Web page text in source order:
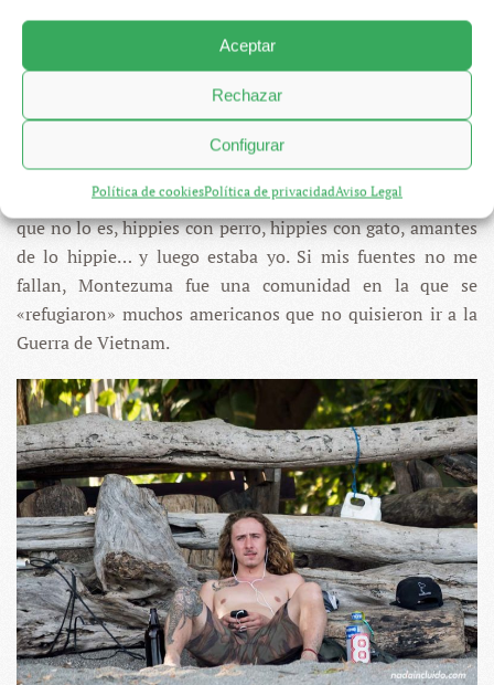
Aceptar
Rechazar
Configurar
Política de cookiesPolítica de privacidadAviso Legal
Hippies auténticos, hippies hipisters, gente que no es
hippie pero dice que lo es, gente que es hippie pero dice
que no lo es, hippies con perro, hippies con gato, amantes
de lo hippie… y luego estaba yo. Si mis fuentes no me
fallan, Montezuma fue una comunidad en la que se
«refugiaron» muchos americanos que no quisieron ir a la
Guerra de Vietnam.